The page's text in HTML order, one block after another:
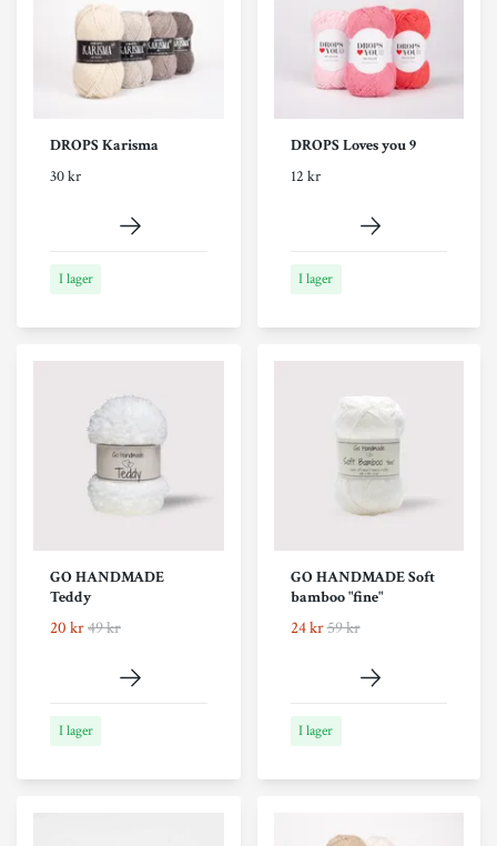
DROPS Karisma
30 kr
I lager
DROPS Loves you 9
12 kr
I lager
GO HANDMADE
Teddy
20 kr49 kr
I lager
GO HANDMADE Soft
bamboo "fine"
24 kr59 kr
I lager